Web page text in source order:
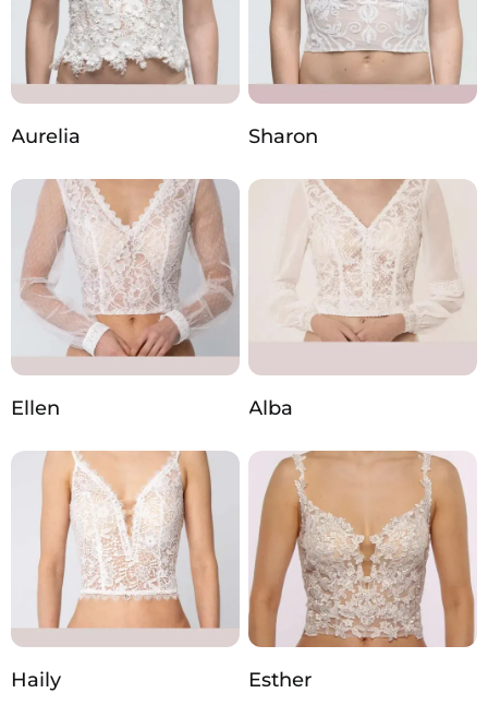
Aurelia Sharon
Ellen Alba
Haily Esther